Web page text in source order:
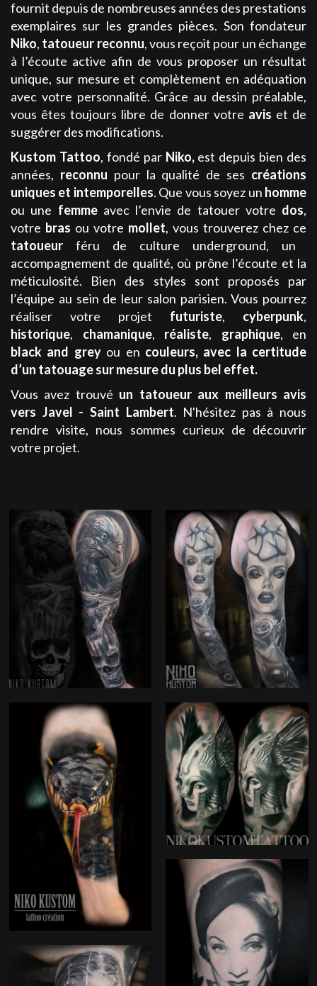
fournit depuis de nombreuses années des prestations
exemplaires sur les grandes pièces. Son fondateur
Niko, tatoueur reconnu, vous reçoit pour un échange
à l’écoute active afin de vous proposer un résultat
unique, sur mesure et complètement en adéquation
avec votre personnalité. Grâce au dessin préalable,
vous êtes toujours libre de donner votre avis et de
suggérer des modifications.
Kustom Tattoo, fondé par Niko, est depuis bien des
années, reconnu pour la qualité de ses créations
uniques et intemporelles. Que vous soyez un homme
ou une femmeavec l’envie de tatouer votre dos,
votre bras ou votre mollet, vous trouverez chez ce
tatoueur féru de culture underground, un
accompagnement de qualité, où prône l’écoute et la
méticulosité. Bien des styles sont proposés par
l’équipe au sein de leur salon parisien. Vous pourrez
réaliser votre projet futuriste, cyberpunk,
historique, chamanique, réaliste, graphique, en
black and greyou en couleurs, avec la certitude
d’un tatouage sur mesure du plus bel effet.
Vous avez trouvé un tatoueur aux meilleurs avis
vers Javel - Saint Lambert. N'hésitez pas à nous
rendre visite, nous sommes curieux de découvrir
votre projet.